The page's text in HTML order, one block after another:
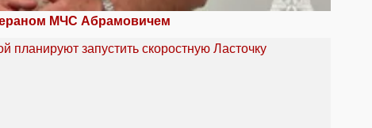
МЧС Абрамовичем